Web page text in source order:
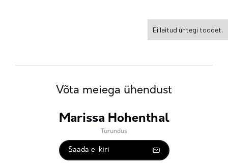
Ei leitud ühtegi toodet.
Võta meiega ühendust
Marissa Hohenthal
Turundus
Saada e-kiri